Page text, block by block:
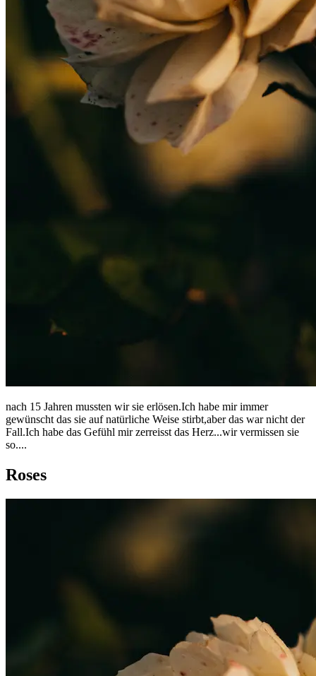
nach 15 Jahren mussten wir sie erlösen.Ich habe mir immer
gewünscht das sie auf natürliche Weise stirbt,aber das war nicht der
Fall.Ich habe das Gefühl mir zerreisst das Herz...wir vermissen sie
so....
Roses